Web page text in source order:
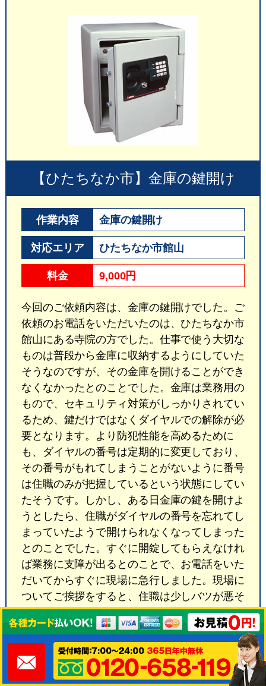
【ひたちなか市】金庫の鍵開け
作業内容 金庫の鍵開け
対応エリア ひたちなか市館山
料金 9,000円
今回のご依頼内容は、金庫の鍵開けでした。ご
依頼のお電話をいただいたのは、ひたちなか市
館山にある寺院の方でした。仕事で使う大切な
ものは普段から金庫に収納するようにしていた
そうなのですが、その金庫を開けることができ
なくなかったとのことでした。金庫は業務用の
もので、セキュリティ対策がしっかりされてい
るため、鍵だけではなくダイヤルでの解除が必
要となります。より防犯性能を高めるために
も、ダイヤルの番号は定期的に変更しており、
その番号がもれてしまうことがないように番号
は住職のみが把握しているという状態にしてい
たそうです。しかし、ある日金庫の鍵を開けよ
うとしたら、住職がダイヤルの番号を忘れてし
まっていたようで開けられなくなってしまった
とのことでした。すぐに開錠してもらえなけれ
ば業務に支障が出るとのことで、お電話をいた
だいてからすぐに現場に急行しました。現場に
ついてご挨拶をすると、住職は少しバツが悪そ
うな顔をしながら金庫の前まで案内してくれま
した。「いつもは覚えているんですが…」とお
っしゃられたので、同じように番号を忘れてし
まうお客様は多いですし、短時間で開けられる
ので問題ないですよとお伝えすると、安心され